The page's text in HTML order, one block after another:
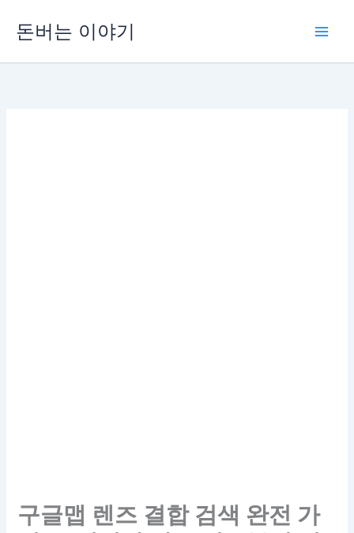
로
돈버는 이야기
구글맵 렌즈 결합 검색 완전 가